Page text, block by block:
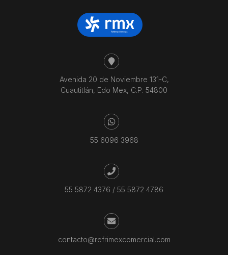
Avenida 20 de Noviembre 131-C,
Cuautitlán, Edo Mex, C.P. 54800
55 6096 3968
55 5872 4376 / 55 5872 4786
contacto@refrimexcomercial.com